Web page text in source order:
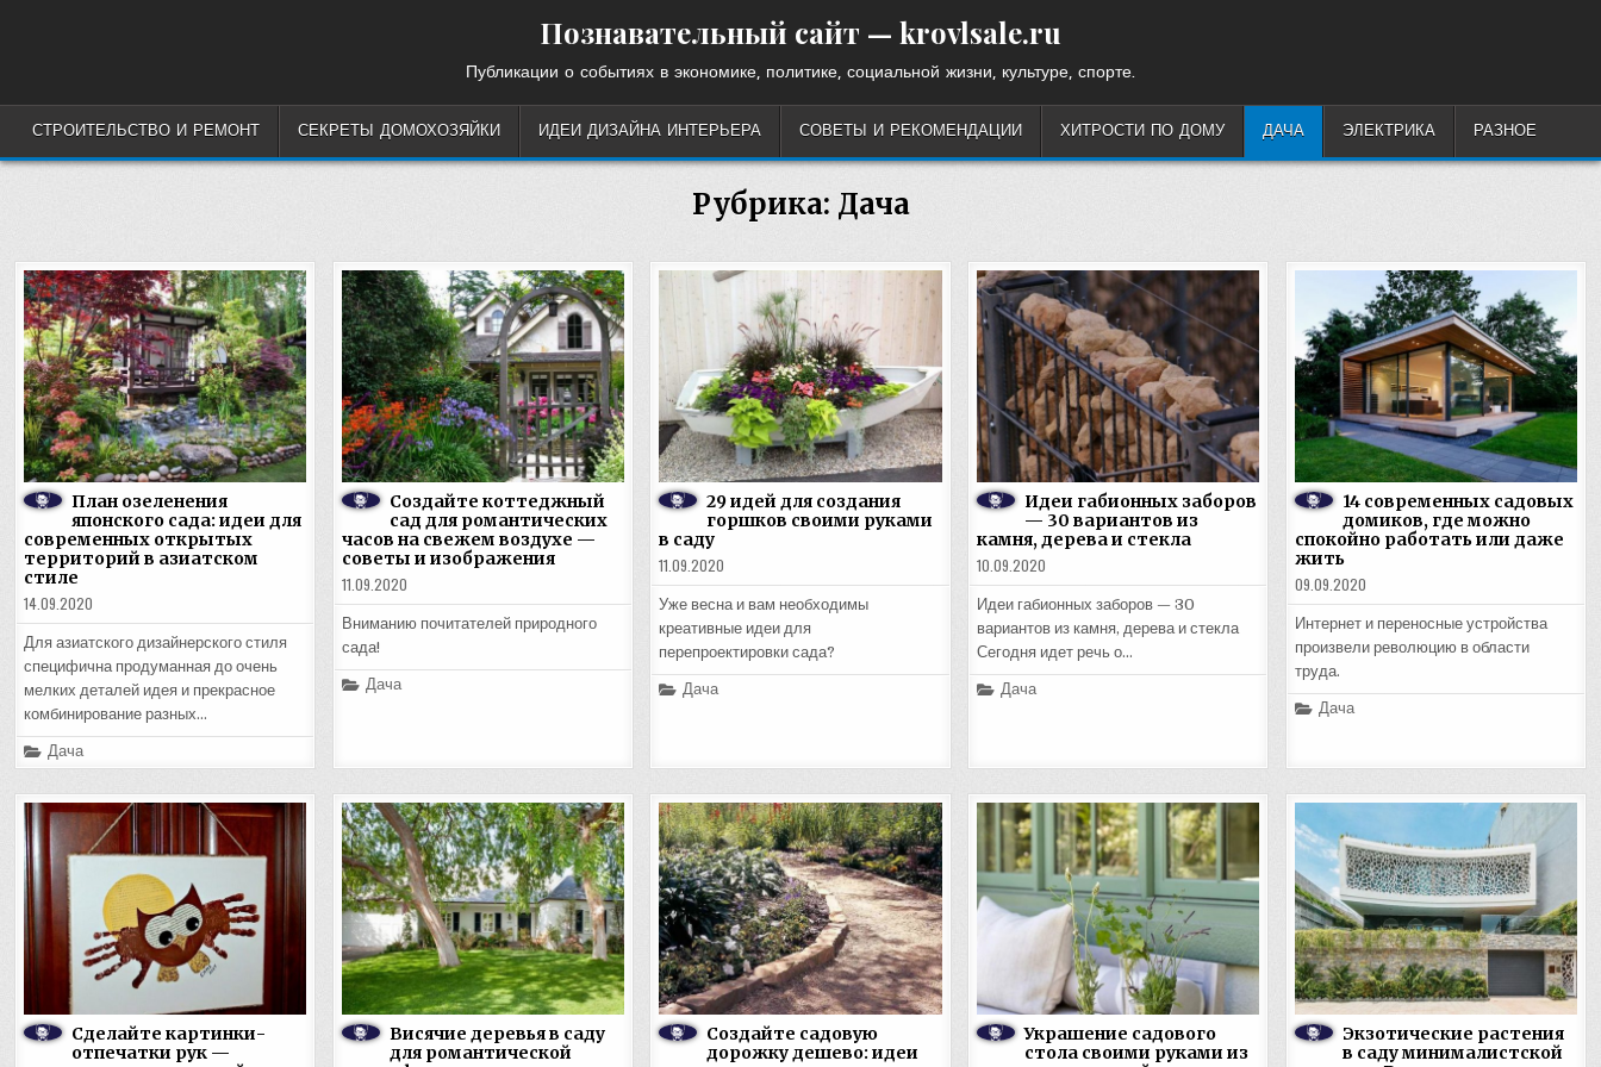
Познавательный сайт — krovlsale.ru
Публикации о событиях в экономике, политике, социальной жизни, культуре, спорте.
СТРОИТЕЛЬСТВО И РЕМОНТ СЕКРЕТЫ ДОМОХОЗЯЙКИ ИДЕИ ДИЗАЙНА ИНТЕРЬЕРА СОВЕТЫ И РЕКОМЕНДАЦИИ ХИТРОСТИ ПО ДОМУ ДАЧА ЭЛЕКТРИКА РАЗНОЕ
Рубрика: Дача
План озеленения
японского сада: идеи для
современных открытых
территорий в азиатском
стиле
14.09.2020
Для азиатского дизайнерского стиля
специфична продуманная до очень
мелких деталей идея и прекрасное
комбинирование разных…
Posted
in
Дача
Создайте коттеджный
сад для романтических
часов на свежем воздухе —
советы и изображения
11.09.2020
Вниманию почитателей природного
сада!
Posted
in
Дача
29 идей для создания
горшков своими руками
в саду
11.09.2020
Уже весна и вам необходимы
креативные идеи для
перепроектировки сада?
Posted
in
Дача
Идеи габионных заборов
— 30 вариантов из
камня, дерева и стекла
10.09.2020
Идеи габионных заборов — 30
вариантов из камня, дерева и стекла
Сегодня идет речь о…
Posted
in
Дача
14 современных садовых
домиков, где можно
спокойно работать или даже
жить
09.09.2020
Интернет и переносные устройства
произвели революцию в области
труда.
Posted
in
Дача
Сделайте картинки-
отпечатки рук —
Висячие деревья в саду
для романтической
Создайте садовую
дорожку дешево: идеи
Украшение садового
стола своими руками из
Экзотические растения
в саду минималистской